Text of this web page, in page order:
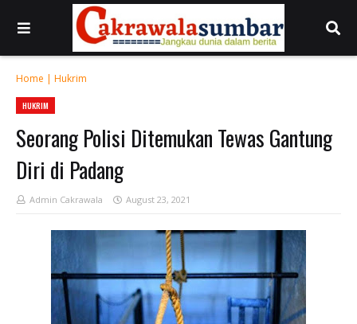
Home | Hukrim
HUKRIM
Seorang Polisi Ditemukan Tewas Gantung
Diri di Padang
Admin Cakrawala August 23, 2021